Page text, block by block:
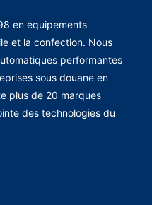
en équipements
et la confection. Nous
performantes
sous douane en
plus de 20 marques
des technologies du